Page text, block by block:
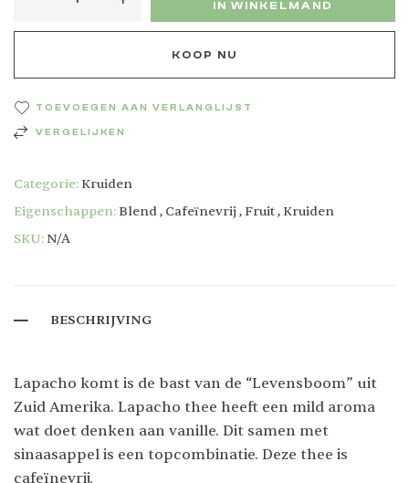
IN WINKELMAND
KOOP NU
TOEVOEGEN AAN VERLANGLIJST
VERGELIJKEN
Categorie: Kruiden
Eigenschappen: Blend, Cafeïnevrij , Fruit, Kruiden
SKU: N/A
BESCHRIJVING
Lapacho komt is de bast van de “Levensboom” uit
Zuid Amerika. Lapacho thee heeft een mild aroma
wat doet denken aan vanille. Dit samen met
sinaasappel is een topcombinatie. Deze thee is
cafeïnevrij.